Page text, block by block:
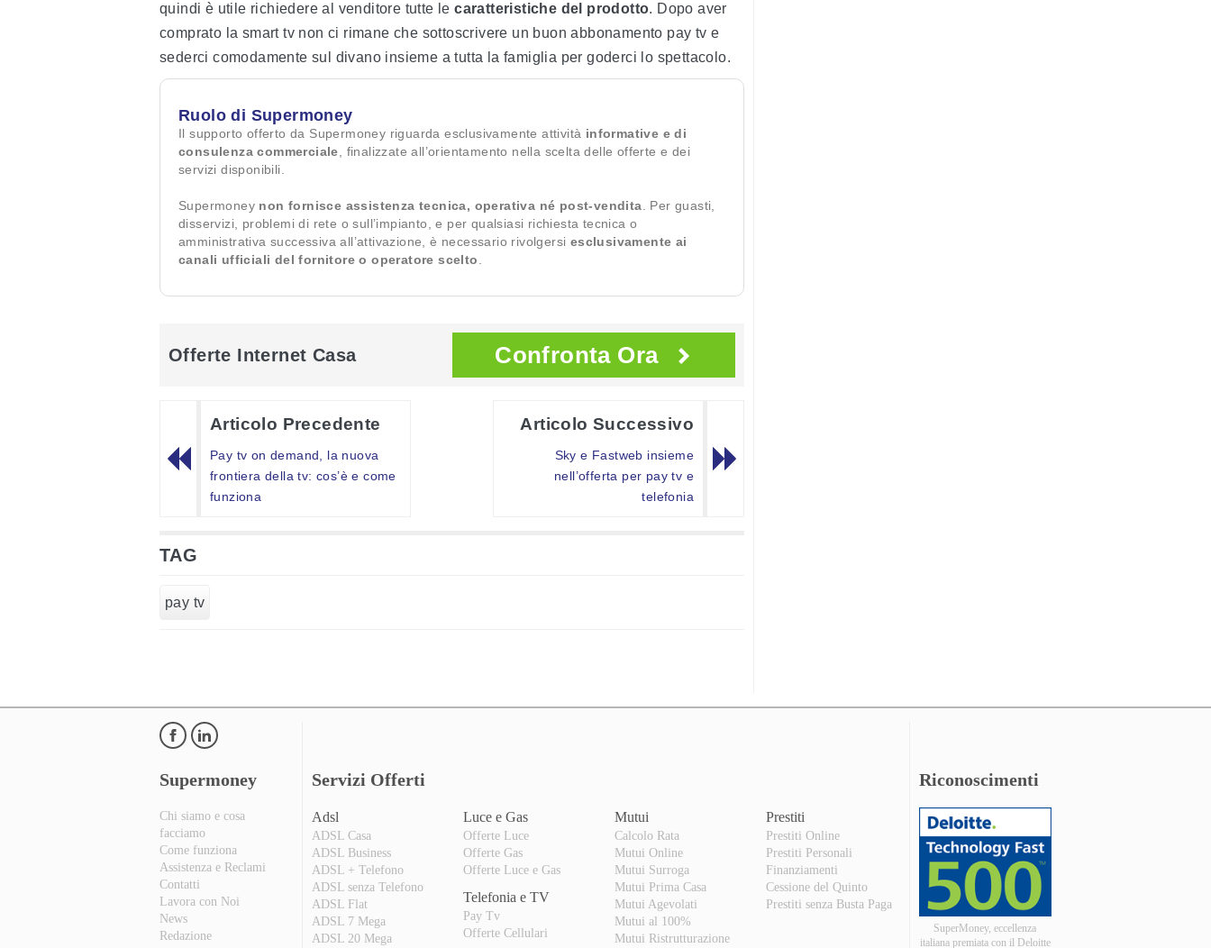
quindi è utile richiedere al venditore tutte lecaratteristiche del prodotto. Dopo aver
comprato la smart tv non ci rimane che sottoscrivere un buon abbonamento pay tv e
sederci comodamente sul divano insieme a tutta la famiglia per goderci lo spettacolo.
Ruolo di Supermoney
Il supporto offerto da Supermoney riguarda esclusivamente attività informative e di
consulenza commerciale, finalizzate all’orientamento nella scelta delle offerte e dei
servizi disponibili.
Supermoney non fornisce assistenza tecnica, operativa né post-vendita. Per guasti,
disservizi, problemi di rete o sull’impianto, e per qualsiasi richiesta tecnica o
amministrativa successiva all’attivazione, è necessario rivolgersi esclusivamente ai
canali ufficiali del fornitore o operatore scelto.
Offerte Internet Casa Confronta Ora
Articolo Precedente
Pay tv on demand, la nuova
frontiera della tv: cos’è e come
funziona
Articolo Successivo
Sky e Fastweb insieme
nell’offerta per pay tv e
telefonia
TAG
pay tv
Supermoney
Chi siamo e cosa
facciamo
Come funziona
Assistenza e Reclami
Contatti
Lavora con Noi
News
Redazione
Servizi Offerti
Adsl
ADSL Casa
ADSL Business
ADSL + Telefono
ADSL senza Telefono
ADSL Flat
ADSL 7 Mega
ADSL 20 Mega
Luce e Gas
Offerte Luce
Offerte Gas
Offerte Luce e Gas
Telefonia e TV
Pay Tv
Offerte Cellulari
Mutui
Calcolo Rata
Mutui Online
Mutui Surroga
Mutui Prima Casa
Mutui Agevolati
Mutui al 100%
Mutui Ristrutturazione
Prestiti
Prestiti Online
Prestiti Personali
Finanziamenti
Cessione del Quinto
Prestiti senza Busta Paga
Riconoscimenti
SuperMoney, eccellenza
italiana premiata con il Deloitte